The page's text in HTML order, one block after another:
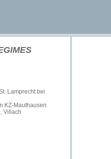
Lamprecht bei
KZ-Mauthausen
Villach